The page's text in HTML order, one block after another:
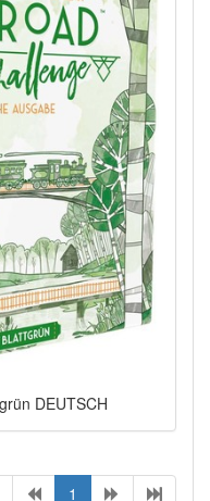
DEUTSCH
1